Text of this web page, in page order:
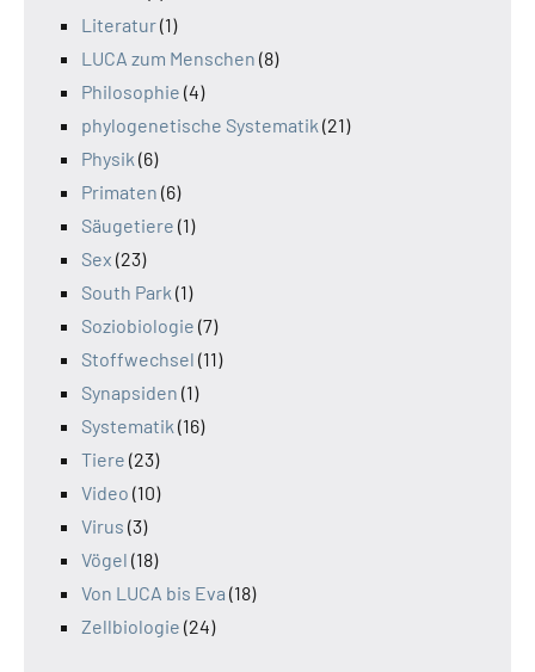
Literatur(1)
LUCA zum Menschen (8)
Philosophie (4)
phylogenetische Systematik (21)
Physik (6)
Primaten (6)
Säugetiere (1)
Sex (23)
South Park (1)
Soziobiologie (7)
Stoffwechsel (11)
Synapsiden (1)
Systematik (16)
Tiere (23)
Video (10)
Virus (3)
Vögel (18)
Von LUCA bis Eva (18)
Zellbiologie (24)